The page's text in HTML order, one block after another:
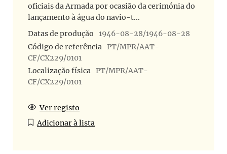
oficiais da Armada por ocasião da cerimónia do
lançamento à água do navio-t...
Datas de produção
1946-08-28/1946-08-28
Código de referência PT/MPR/AAT-
CF/CX229/0101
Localização física PT/MPR/AAT-
CF/CX229/0101
Ver registo
Adicionar à lista